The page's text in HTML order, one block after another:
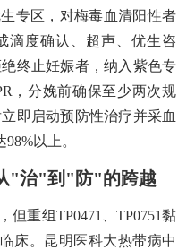
专区，对梅毒血清阳性者
滴度确认、超声、优生咨
终止妊娠者，纳入紫色专
，分娩前确保至少两次规
即启动预防性治疗并采血
以上。
"治"到"防"的跨越
但重组TP0471、TP0751黏
床。昆明医科大热带病中